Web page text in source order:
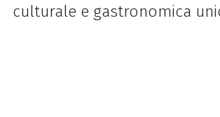
culturale e gastronomica